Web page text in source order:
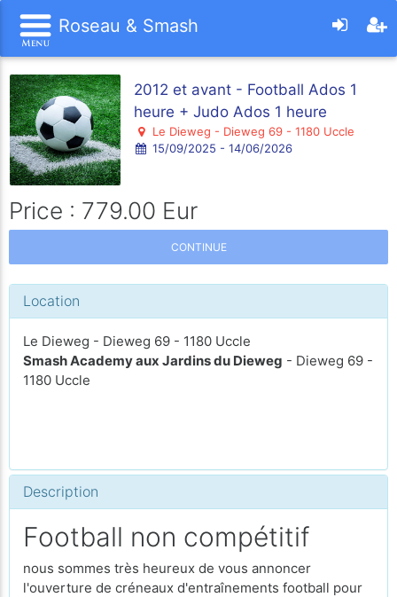
Roseau & Smash
2012 et avant - Football Ados 1
heure + Judo Ados 1 heure
Le Dieweg - Dieweg 69 - 1180 Uccle
15/09/2025 - 14/06/2026
Price : 779.00 Eur
CONTINUE
Location
Le Dieweg - Dieweg 69 - 1180 Uccle
Smash Academy aux Jardins du Dieweg - Dieweg 69 -
1180 Uccle
Description
Football non compétitif
nous sommes très heureux de vous annoncer
l'ouverture de créneaux d'entraînements football pour